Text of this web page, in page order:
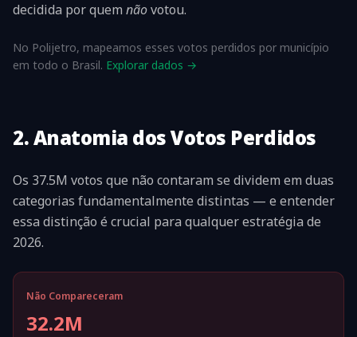
decidida por quem nãovotou.
No Polijetro, mapeamos esses votos perdidos por município
em todo o Brasil. Explorar dados →
2. Anatomia dos Votos Perdidos
Os 37.5M votos que não contaram se dividem em duas
categorias fundamentalmente distintas — e entender
essa distinção é crucial para qualquer estratégia de
2026.
Não Compareceram
32.2M